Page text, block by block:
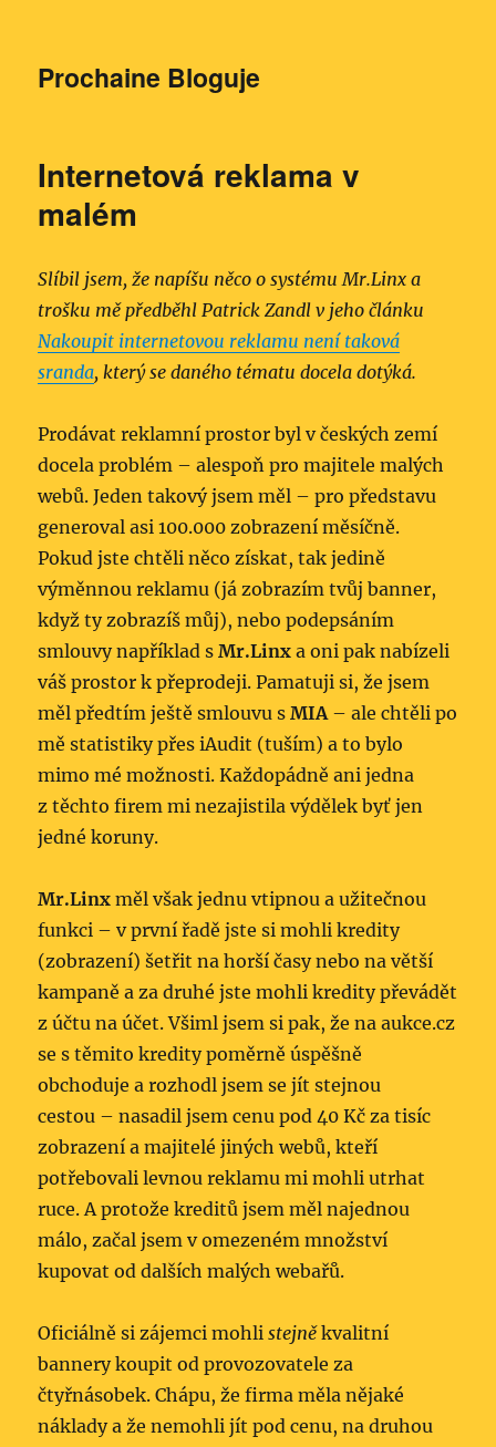
Prochaine Bloguje
Internetová reklama v
malém
Slíbil jsem, že napíšu něco o systému Mr.Linx a
trošku mě předběhl Patrick Zandl v jeho článku
Nakoupit internetovou reklamu není taková
sranda, který se daného tématu docela dotýká.
Prodávat reklamní prostor byl v českých zemí
docela problém – alespoň pro majitele malých
webů. Jeden takový jsem měl – pro představu
generoval asi 100.000 zobrazení měsíčně.
Pokud jste chtěli něco získat, tak jedině
výměnnou reklamu (já zobrazím tvůj banner,
když ty zobrazíš můj), nebo podepsáním
smlouvy například sMr.Linx a oni pak nabízeli
váš prostor k přeprodeji. Pamatuji si, že jsem
měl předtím ještě smlouvu sMIA– ale chtěli po
mě statistiky přes iAudit (tuším) a to bylo
mimo mé možnosti. Každopádně ani jedna
z těchto firem mi nezajistila výdělek byť jen
jedné koruny.
Mr.Linx měl však jednu vtipnou a užitečnou
funkci – v první řadě jste si mohli kredity
(zobrazení) šetřit na horší časy nebo na větší
kampaně a za druhé jste mohli kredity převádět
z účtu na účet. Všiml jsem si pak, že na aukce.cz
se s těmito kredity poměrně úspěšně
obchoduje a rozhodl jsem se jít stejnou
cestou – nasadil jsem cenu pod 40 Kč za tisíc
zobrazení a majitelé jiných webů, kteří
potřebovali levnou reklamu mi mohli utrhat
ruce. A protože kreditů jsem měl najednou
málo, začal jsem v omezeném množství
kupovat od dalších malých webařů.
Oficiálně si zájemci mohlistejněkvalitní
bannery koupit od provozovatele za
čtyřnásobek. Chápu, že firma měla nějaké
náklady a že nemohli jít pod cenu, na druhou